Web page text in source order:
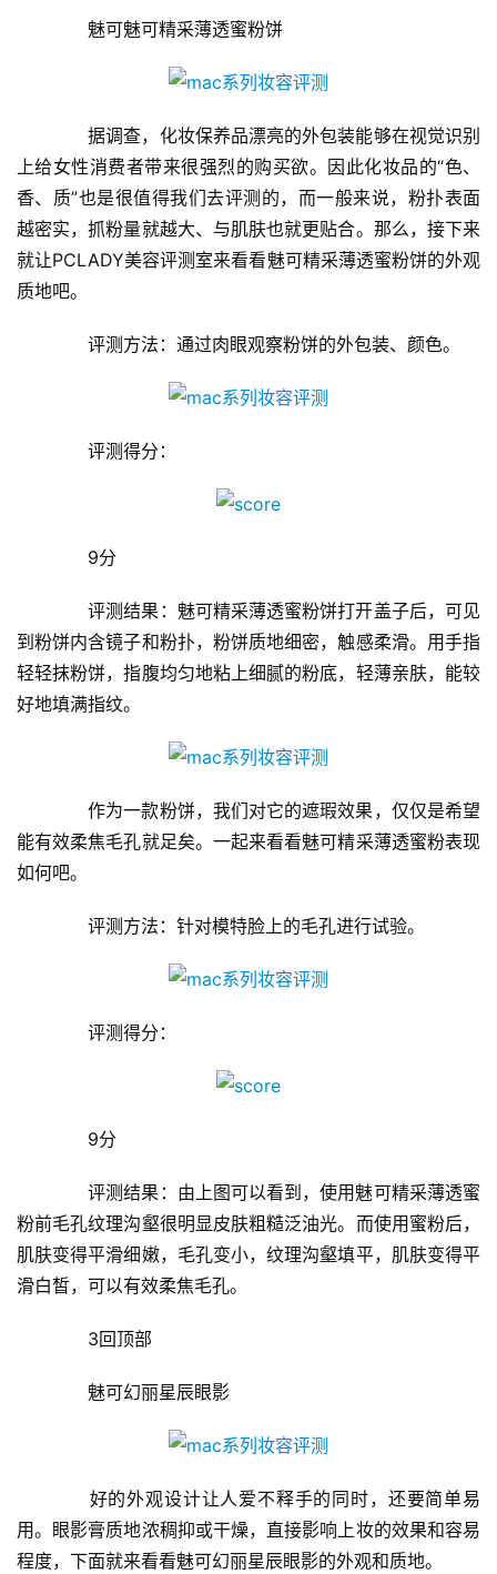
魅可魅可精采薄透蜜粉饼
据调查，化妆保养品漂亮的外包装能够在视觉识别
上给女性消费者带来很强烈的购买欲。因此化妆品的“色、
香、质”也是很值得我们去评测的，而一般来说，粉扑表面
越密实，抓粉量就越大、与肌肤也就更贴合。那么，接下来
就让PCLADY美容评测室来看看魅可精采薄透蜜粉饼的外观
质地吧。
评测方法：通过肉眼观察粉饼的外包装、颜色。
评测得分：
9分
评测结果：魅可精采薄透蜜粉饼打开盖子后，可见
到粉饼内含镜子和粉扑，粉饼质地细密，触感柔滑。用手指
轻轻抹粉饼，指腹均匀地粘上细腻的粉底，轻薄亲肤，能较
好地填满指纹。
作为一款粉饼，我们对它的遮瑕效果，仅仅是希望
能有效柔焦毛孔就足矣。一起来看看魅可精采薄透蜜粉表现
如何吧。
评测方法：针对模特脸上的毛孔进行试验。
评测得分：
9分
评测结果：由上图可以看到，使用魅可精采薄透蜜
粉前毛孔纹理沟壑很明显皮肤粗糙泛油光。而使用蜜粉后，
肌肤变得平滑细嫩，毛孔变小，纹理沟壑填平，肌肤变得平
滑白皙，可以有效柔焦毛孔。
3回顶部
魅可幻丽星辰眼影
好的外观设计让人爱不释手的同时，还要简单易
用。眼影膏质地浓稠抑或干燥，直接影响上妆的效果和容易
程度，下面就来看看魅可幻丽星辰眼影的外观和质地。